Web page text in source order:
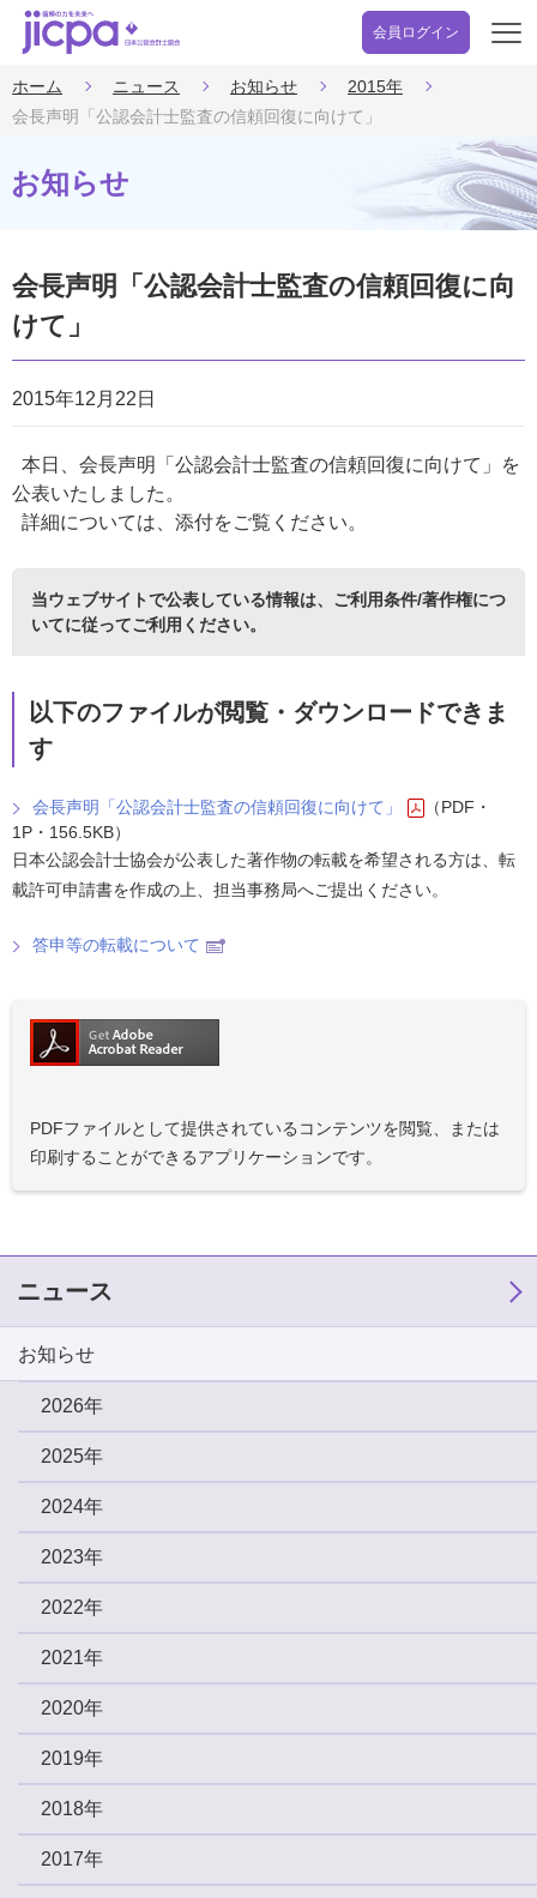
会員ログイン
開
ホーム ニュース お知らせ
2015年
会長声明「公認会計士監査の信頼回復に向けて」
お知らせ
会長声明「公認会計士監査の信頼回復に向
けて」
2015年12月22日
本日、会長声明「公認会計士監査の信頼回復に向けて」を
公表いたしました。
詳細については、添付をご覧ください。
当ウェブサイトで公表している情報は、 ご利用条件/著作権につ
いてに従ってご利用ください。
以下のファイルが閲覧・ダウンロードできま
す
会長声明「公認会計士監査の信頼回復に向けて」
（PDF・
1P・156.5KB）
日本公認会計士協会が公表した著作物の転載を希望される方は、転
載許可申請書を作成の上、担当事務局へご提出ください。
答申等の転載について
PDFファイルとして提供されているコンテンツを閲覧、または
印刷することができるアプリケーションです。
ニュース
お知らせ
2026年
2025年
2024年
2023年
2022年
2021年
2020年
2019年
2018年
2017年